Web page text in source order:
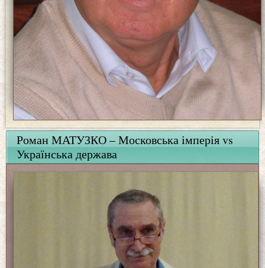
Роман МАТУЗКО – Московська імперія vs
Українська держава